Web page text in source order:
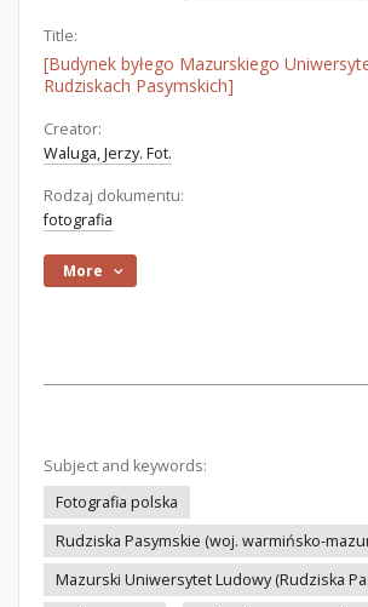
Title:
[Budynek byłego Mazurskiego
Rudziskach Pasymskich]
Creator:
Waluga, Jerzy. Fot.
Rodzaj dokumentu:
fotografia
More
Subject and keywords:
Fotografia polska
Rudziska Pasymskie (woj. warmińsko-
Mazurski Uniwersytet Ludowy (Rudziska